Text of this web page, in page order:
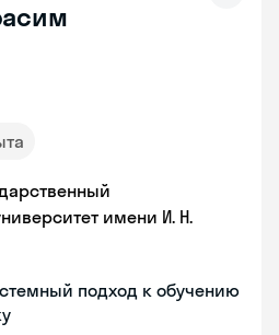
имени И. Н.
подход к обучению